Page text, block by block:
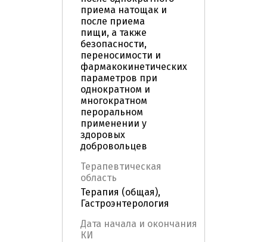
приема натощак и
после приема
пищи, а также
безопасности,
переносимости и
фармакокинетических
параметров при
однократном и
многократном
пероральном
применении у
здоровых
добровольцев
Терапевтическая
область
Терапия (общая),
Гастроэнтерология
Дата начала и окончания
КИ